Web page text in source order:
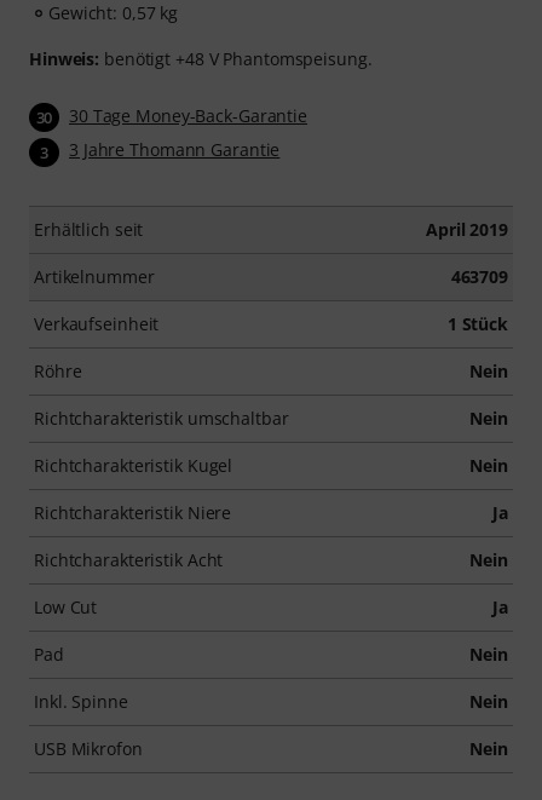
Gewicht: 0,57 kg
Hinweis: benötigt +48 V Phantomspeisung.
30 30 Tage Money-Back-Garantie
3 3 Jahre Thomann Garantie
Erhältlich seit April 2019
Artikelnummer 463709
Verkaufseinheit 1 Stück
Röhre Nein
Richtcharakteristik umschaltbar Nein
Richtcharakteristik Kugel Nein
Richtcharakteristik Niere Ja
Richtcharakteristik Acht Nein
Low Cut Ja
Pad Nein
Inkl. Spinne Nein
USB Mikrofon Nein